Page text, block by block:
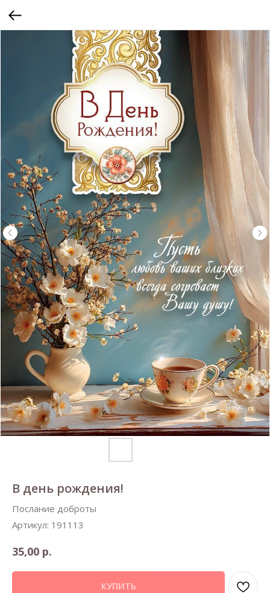
В день рождения!
Послание доброты
Артикул: 191113
35,00 р.
КУПИТЬ